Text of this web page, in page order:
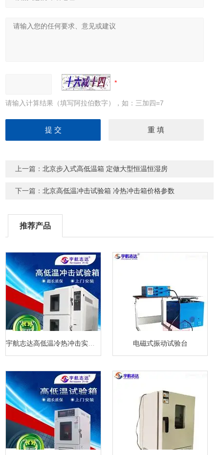
请输入计算结果（填写阿拉伯数字），如：三加四=7
上一篇：北京步入式高低温箱 定做大型恒温恒湿房
下一篇：北京高低温冲击试验箱 冷热冲击箱价格参数
推荐产品
电磁式振动试验台